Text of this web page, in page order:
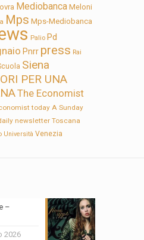
Mediobanca Meloni
Mps Mps-Mediobanca
Palio Pd
Pnrr press Rai
Siena
PER UNA
The Economist
today A Sunday
newsletter Toscana
Università Venezia
–
2026